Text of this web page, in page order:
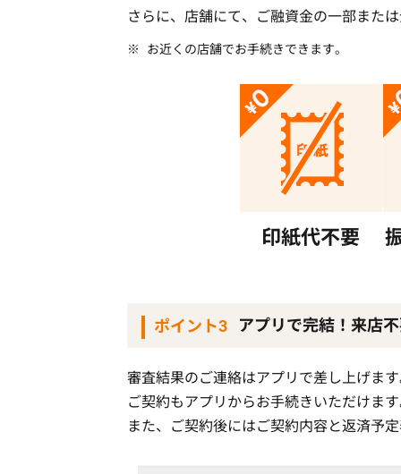
さらに、店舗にて、ご融資金の一部また
お近くの店舗でお手続きできます。
印紙代不要
ポイント3 アプリで完結！来店
審査結果のご連絡はアプリで差し上げま
ご契約もアプリからお手続きいただけま
また、ご契約後にはご契約内容と返済予